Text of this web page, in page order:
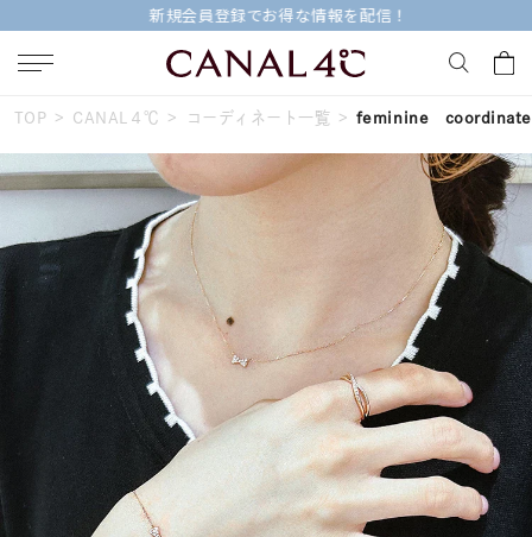
新規会員登録でお得な情報を配信！
キーワードで検索する
人気検索キーワード
#ダイヤモンド ネックレス
#くまのプーさん #ペア #エタニティ
ブランド Canal４℃
カテゴリー すべてのジュエリー
TOP CANAL４℃ コーディネート一覧 feminine coordinate